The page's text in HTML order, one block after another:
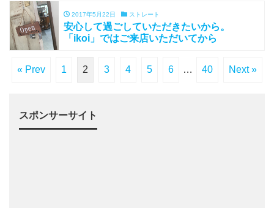
2017年5月22日 ストレート
安心して過ごしていただきたいから。
「ikoi」ではご来店いただいてから
« Prev 1 2 3 4 5 6 … 40 Next »
スポンサーサイト